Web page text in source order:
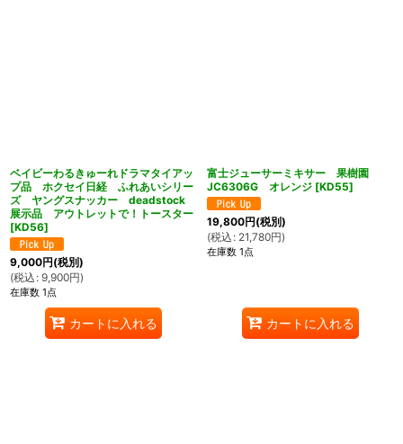
ベイビーわるきゅーれドラマタイアッ
プ品 ホクセイ日経 ふれあいシリー
ズ ヤングスナッカー deadstock
展示品 アウトレットで！トースター
[KD56]
9,000円(税別)
(税込 : 9,900円)
在庫数 1点
カートに入れる
富士ジューサーミキサー 果樹園
JC6306G オレンジ [KD55]
19,800円(税別)
(税込 : 21,780円)
在庫数 1点
カートに入れる